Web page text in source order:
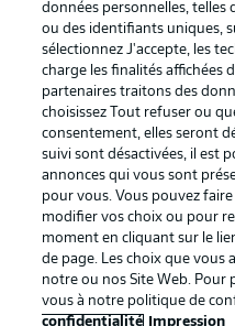
La publicité
Mentions Légales
Déclaration de
confidentialité
Travaux
Impression
données personnelles, telles
ou des identifiants uniques,
sélectionnez J'accepte, les
charge les finalités affichées
partenaires traitons des
choisissez Tout refuser ou
consentement, elles seront
suivi sont désactivées, il est
annonces qui vous sont
pour vous. Vous pouvez
modifier vos choix ou pour
moment en cliquant sur le
de page. Les choix que vous
notre ou nos Site Web. Pour
vous à notre politique de
confidentialité
Impression